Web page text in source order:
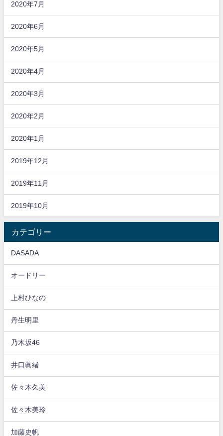
2020年7月
2020年6月
2020年5月
2020年4月
2020年3月
2020年2月
2020年1月
2019年12月
2019年11月
2019年10月
カテゴリー
DASADA
オードリー
上村ひなの
丹生明里
乃木坂46
井口眞緒
佐々木久美
佐々木美玲
加藤史帆